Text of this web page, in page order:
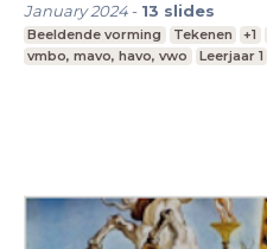
January 2024- 13 slides
Beeldende vorming Tekenen +1
vmbo, mavo, havo, vwo
Leerjaar 1